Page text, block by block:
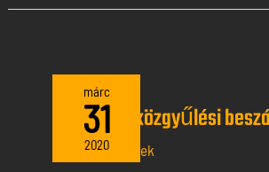
márc
31
2020
2019 évi közgyűlési
Általános hírek
2019
közgyűlési